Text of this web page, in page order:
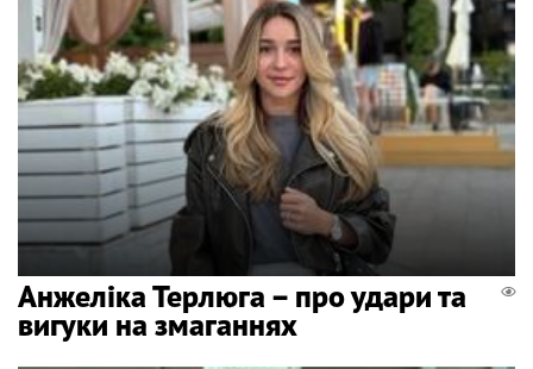
Анжеліка Терлюга – про удари та
вигуки на змаганнях